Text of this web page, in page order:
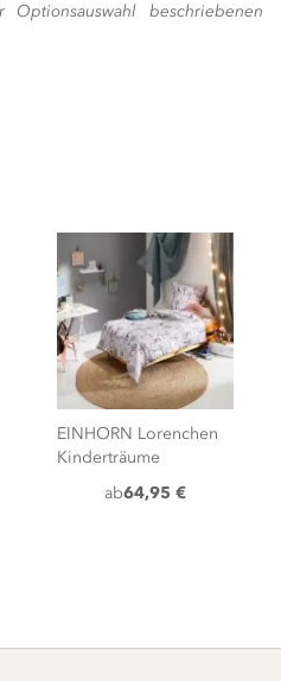
beschriebenen
EINHORN Lorenchen
Kinderträume
ab64,95 €